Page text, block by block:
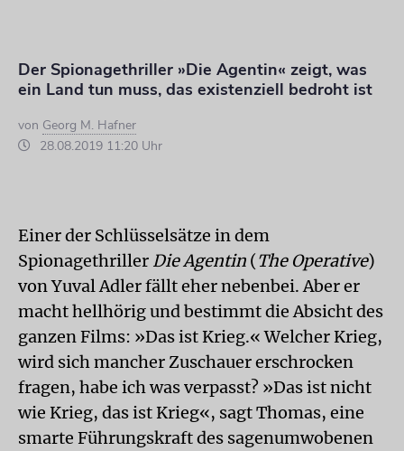
Der Spionagethriller »Die Agentin« zeigt, was
ein Land tun muss, das existenziell bedroht ist
von Georg M. Hafner
28.08.2019 11:20 Uhr
Einer der Schlüsselsätze in dem
Spionagethriller Die Agentin (The Operative)
von Yuval Adler fällt eher nebenbei. Aber er
macht hellhörig und bestimmt die Absicht des
ganzen Films: »Das ist Krieg.« Welcher Krieg,
wird sich mancher Zuschauer erschrocken
fragen, habe ich was verpasst? »Das ist nicht
wie Krieg, das ist Krieg«, sagt Thomas, eine
smarte Führungskraft des sagenumwobenen